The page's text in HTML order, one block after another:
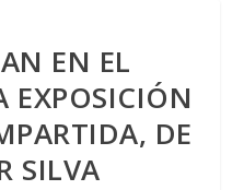
EN EL
EXPOSICIÓN
DE
SILVA